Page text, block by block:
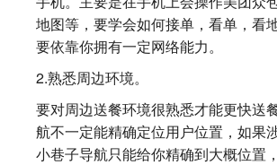
地图等，要学会如何接单，看单，看
要依靠你拥有一定网络能力。
2.熟悉周边环境。
要对周边送餐环境很熟悉才能更快送
航不一定能精确定位用户位置，如果
小巷子导航只能给你精确到大概位置